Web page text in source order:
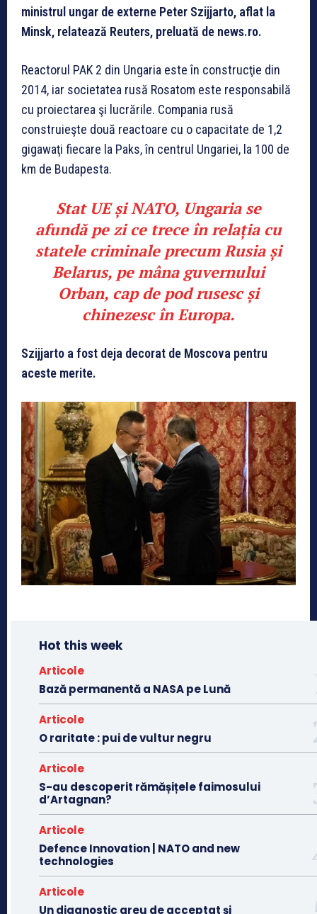
ministrul ungar de externe Peter Szijjarto, aflat la
Minsk, relatează Reuters, preluată de news.ro.
Reactorul PAK 2 din Ungaria este în construcţie din
2014, iar societatea rusă Rosatom este responsabilă
cu proiectarea şi lucrările. Compania rusă
construieşte două reactoare cu o capacitate de 1,2
gigawaţi fiecare la Paks, în centrul Ungariei, la 100 de
km de Budapesta.
Stat UE și NATO, Ungaria se
afundă pe zi ce trece în relația cu
statele criminale precum Rusia și
Belarus, pe mâna guvernului
Orban, cap de pod rusesc și
chinezesc în Europa.
Szijjarto a fost deja decorat de Moscova pentru
aceste merite.
Hot this week
Articole
Bază permanentă a NASA pe Lună
Articole
O raritate : pui de vultur negru
Articole
S-au descoperit rămășițele faimosului
d’Artagnan?
Articole
Defence Innovation | NATO and new
technologies
Articole
Un diagnostic greu de acceptat și